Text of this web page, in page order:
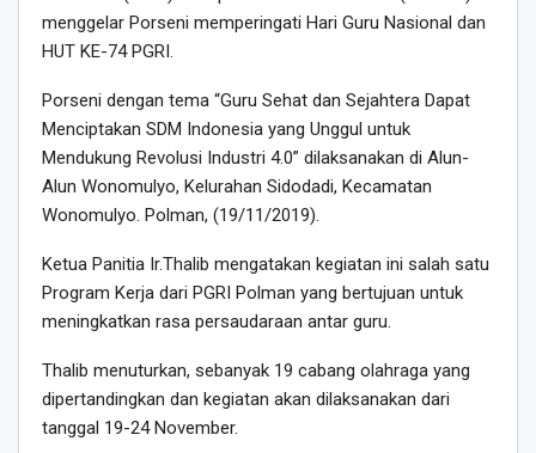
menggelar Porseni memperingati Hari Guru Nasional dan
HUT KE-74 PGRI.
Porseni dengan tema “Guru Sehat dan Sejahtera Dapat
Menciptakan SDM Indonesia yang Unggul untuk
Mendukung Revolusi Industri 4.0” dilaksanakan di Alun-
Alun Wonomulyo, Kelurahan Sidodadi, Kecamatan
Wonomulyo. Polman, (19/11/2019).
Ketua Panitia Ir.Thalib mengatakan kegiatan ini salah satu
Program Kerja dari PGRI Polman yang bertujuan untuk
meningkatkan rasa persaudaraan antar guru.
Thalib menuturkan, sebanyak 19 cabang olahraga yang
dipertandingkan dan kegiatan akan dilaksanakan dari
tanggal 19-24 November.